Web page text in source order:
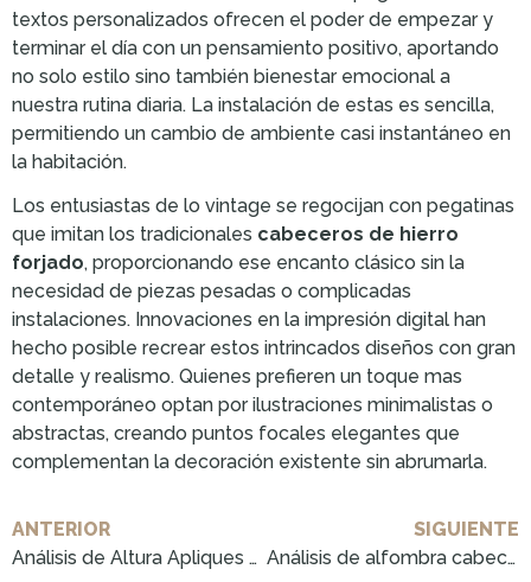
textos personalizados ofrecen el poder de empezar y
terminar el día con un pensamiento positivo, aportando
no solo estilo sino también bienestar emocional a
nuestra rutina diaria. La instalación de estas es sencilla,
permitiendo un cambio de ambiente casi instantáneo en
la habitación.
Los entusiastas de lo vintage se regocijan con pegatinas
que imitan los tradicionales cabeceros de hierro
forjado, proporcionando ese encanto clásico sin la
necesidad de piezas pesadas o complicadas
instalaciones. Innovaciones en la impresión digital han
hecho posible recrear estos intrincados diseños con gran
detalle y realismo. Quienes prefieren un toque mas
contemporáneo optan por ilustraciones minimalistas o
abstractas, creando puntos focales elegantes que
complementan la decoración existente sin abrumarla.
ANTERIOR
Análisis de Altura Apliques Cabecero Cama: Cómpralo Ahora!
SIGUIENTE
Análisis de alfombra cabecero cama: ¡Cómpralo ahora!